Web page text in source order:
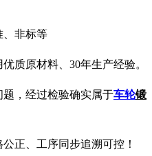
、非标等
质原材料、30年生产经验。
题，经过检验确实属于车轮锻
正、工序同步追溯可控！